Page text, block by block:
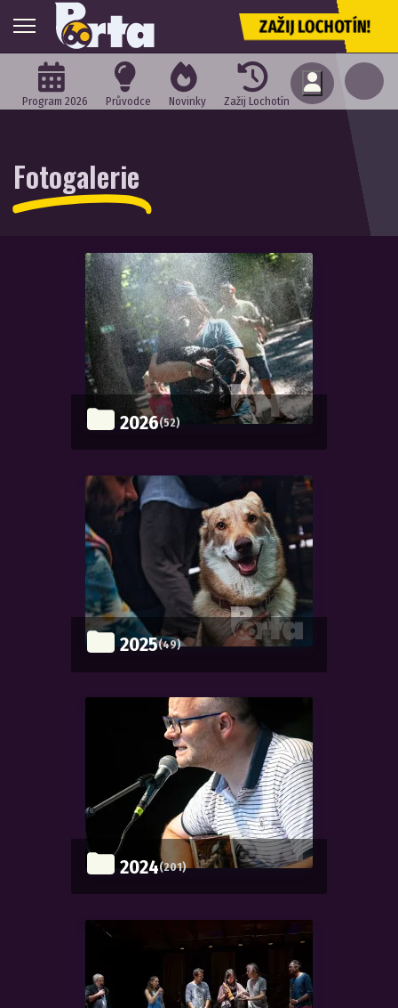
ZAŽIJ LOCHOTÍN!
Program 2026 Průvodce Novinky Zažij Lochotín
Fotogalerie
2026(52)
2025(49)
2024(201)